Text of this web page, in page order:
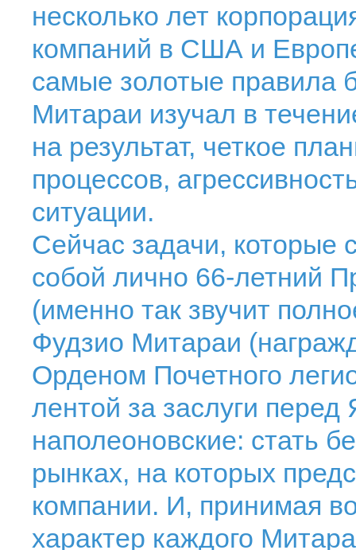
несколько лет
компаний в США и
самые золотые правила
Митараи изучал в
на результат, четкое
процессов,
ситуации.
Сейчас задачи, которые
собой лично 66-летний
(именно так звучит
Фудзио Митараи
Орденом Почетного
лентой за заслуги
наполеоновские: стать
рынках, на которых
компании. И, принимая
характер каждого